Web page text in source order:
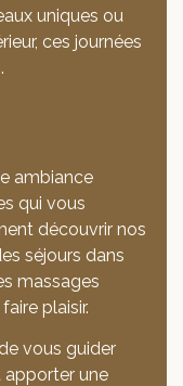
uniques ou
ces journées
ambiance
qui vous
découvrir nos
séjours dans
massages
plaisir.
vous guider
apporter une